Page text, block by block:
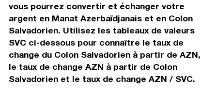
vous pourrez convertir et échanger votre
argent en Manat Azerbaïdjanais et en Colon
Salvadorien. Utilisez les tableaux de valeurs
SVC ci-dessous pour connaître le taux de
change du Colon Salvadorien à partir de AZN,
le taux de change AZN à partir de Colon
Salvadorien et le taux de change AZN / SVC.